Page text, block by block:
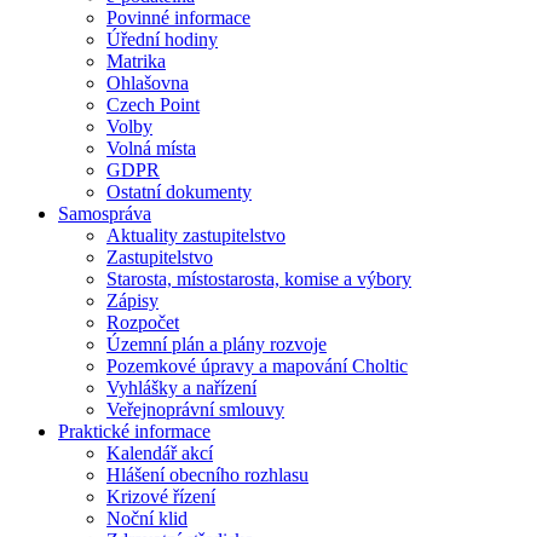
Povinné informace
Úřední hodiny
Matrika
Ohlašovna
Czech Point
Volby
Volná místa
GDPR
Ostatní dokumenty
Samospráva
Aktuality zastupitelstvo
Zastupitelstvo
Starosta, místostarosta, komise a výbory
Zápisy
Rozpočet
Územní plán a plány rozvoje
Pozemkové úpravy a mapování Choltic
Vyhlášky a nařízení
Veřejnoprávní smlouvy
Praktické informace
Kalendář akcí
Hlášení obecního rozhlasu
Krizové řízení
Noční klid